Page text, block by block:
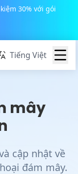
30% với gói
Tiếng Việt
mây
cập nhật về
đám mây.